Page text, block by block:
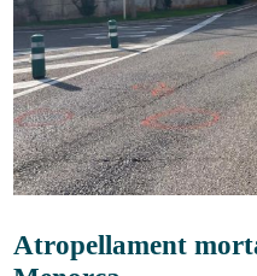
Atropellament